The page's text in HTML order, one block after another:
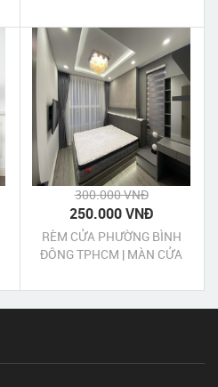
300.000 VNĐ
250.000 VNĐ
RÈM CỬA PHƯỜNG BÌNH
ĐÔNG TPHCM | MÀN CỬA
TPHCM